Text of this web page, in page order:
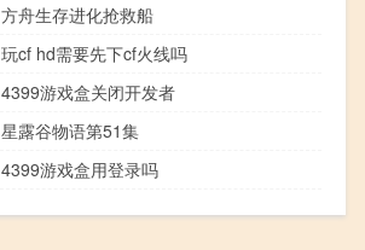
方舟生存进化抢救船
玩cf hd需要先下cf火线吗
4399游戏盒关闭开发者
星露谷物语第51集
4399游戏盒用登录吗